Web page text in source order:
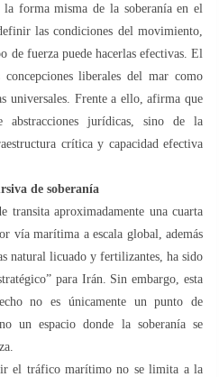
forma misma de la soberanía en el
las condiciones del movimiento,
de fuerza puede hacerlas efectivas. El
liberales del mar como
universales. Frente a ello, afirma que
abstracciones jurídicas, sino de la
crítica y capacidad efectiva
de soberanía
transita aproximadamente una cuarta
vía marítima a escala global, además
natural licuado y fertilizantes, ha sido
para Irán. Sin embargo, esta
no es únicamente un punto de
un espacio donde la soberanía se
el tráfico marítimo no se limita a la